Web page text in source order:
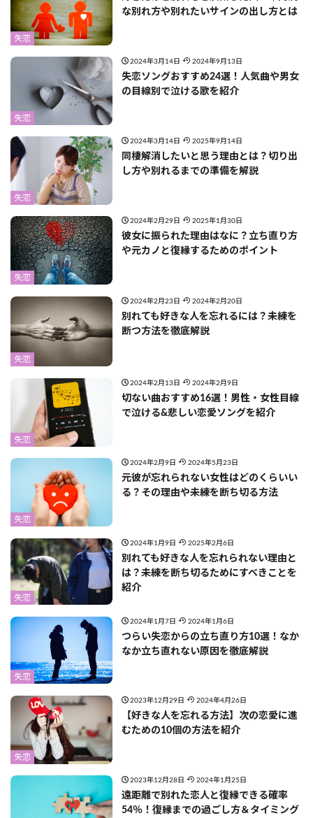
失恋
な別れ方や別れたいサインの出し方とは
失恋
2024年3月14日 2024年9月13日
失恋ソングおすすめ24選！人気曲や男女
の目線別で泣ける歌を紹介
失恋
2024年3月14日 2025年9月14日
同棲解消したいと思う理由とは？切り出
し方や別れるまでの準備を解説
失恋
2024年2月29日 2025年1月30日
彼女に振られた理由はなに？立ち直り方
や元カノと復縁するためのポイント
失恋
2024年2月23日 2024年2月20日
別れても好きな人を忘れるには？未練を
断つ方法を徹底解説
失恋
2024年2月13日 2024年2月9日
切ない曲おすすめ16選！男性・女性目線
で泣ける&悲しい恋愛ソングを紹介
失恋
2024年2月9日 2024年5月23日
元彼が忘れられない女性はどのくらいい
る？その理由や未練を断ち切る方法
失恋
2024年1月9日 2025年2月6日
別れても好きな人を忘れられない理由と
は？未練を断ち切るためにすべきことを
紹介
失恋
2024年1月7日 2024年1月6日
つらい失恋からの立ち直り方10選！なか
なか立ち直れない原因を徹底解説
失恋
2023年12月29日 2024年4月26日
【好きな人を忘れる方法】次の恋愛に進
むための10個の方法を紹介
2023年12月28日 2024年1月25日
遠距離で別れた恋人と復縁できる確率
54％！復縁までの過ごし方＆タイミング